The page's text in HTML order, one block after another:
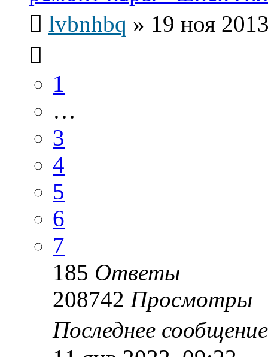
lvbnhbq » 19 ноя
1
…
3
4
5
6
7
185 Ответы
208742 Просмотры
Последнее